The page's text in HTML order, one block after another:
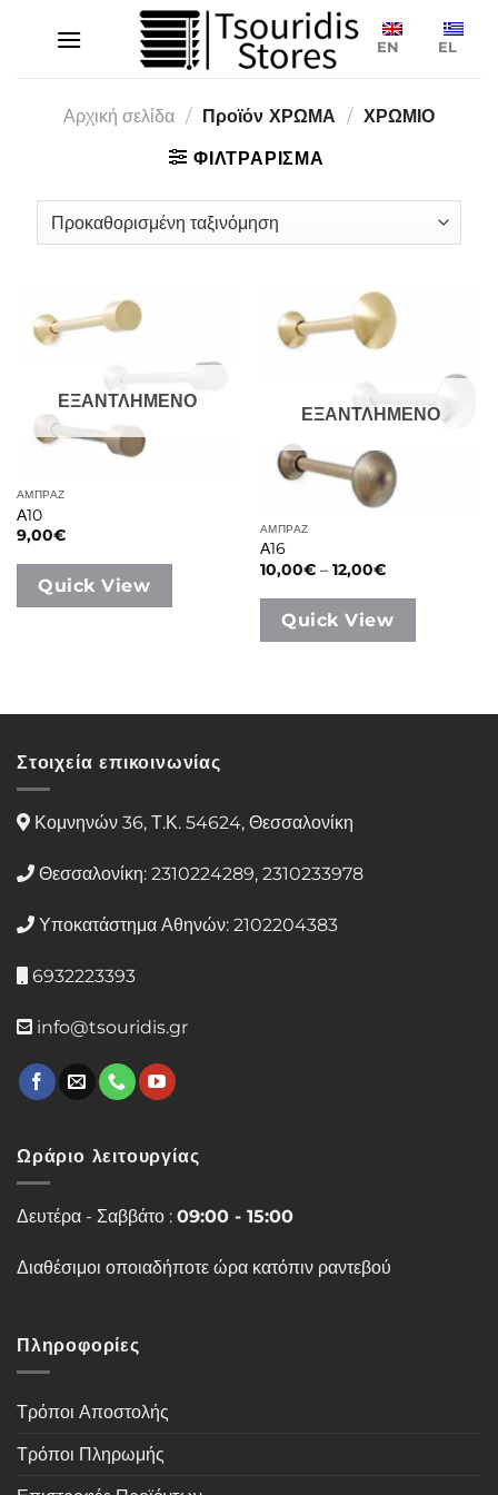
EN EL
Αρχική σελίδα / Προϊόν ΧΡΩΜΑ / ΧΡΩΜΙΟ
ΦΙΛΤΡΑΡΙΣΜΑ
ΕΞΑΝΤΛΗΜΕΝΟ
ΑΜΠΡΑΖ
Α10
9,00€
Quick View
ΕΞΑΝΤΛΗΜΕΝΟ
ΑΜΠΡΑΖ
Α16
10,00€ – 12,00€Price
10,00€
12,00€
Quick View
Στοιχεία επικοινωνίας
Κομνηνών 36, Τ.Κ. 54624, Θεσσαλονίκη
Θεσσαλονίκη: 2310224289, 2310233978
Υποκατάστημα Αθηνών: 2102204383
6932223393
info@tsouridis.gr
Ωράριο λειτουργίας
Δευτέρα - Σαββάτο : 09:00 - 15:00
Διαθέσιμοι οποιαδήποτε ώρα κατόπιν ραντεβού
Πληροφορίες
Τρόποι Αποστολής
Τρόποι Πληρωμής